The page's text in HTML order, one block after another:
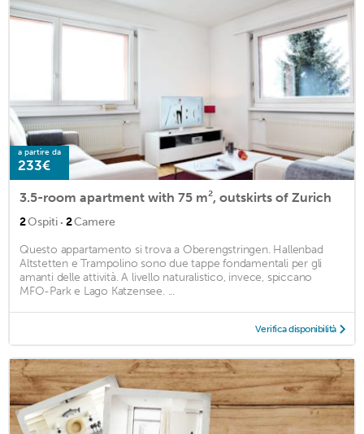
a partire da
233€
3.5-room apartment with 75 m², outskirts of Zurich
2Ospiti · 2Camere
Questo appartamento si trova a Oberengstringen. Hallenbad
Altstetten e Trampolino sono due tappe fondamentali per gli
amanti delle attività. A livello naturalistico, invece, spiccano
MFO-Park e Lago Katzensee. ...
Verifica disponibilità